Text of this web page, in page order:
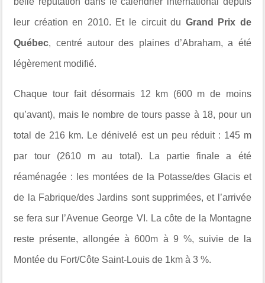
leur création en 2010. Et l e circuit du Grand Prix de
Québec, centré autour des plaines d’Abraham, a été
légèrement modifié.
Chaque tour fait désormais 12 km (600 m de moins
qu’avant), mais le nombre de tours passe à 18, pour un
total de 216 km. Le dénivelé est un peu réduit : 145 m
par tour (2610 m au total). La partie finale a été
réaménagée : les montées de la Potasse/des Glacis et
de la Fabrique/des Jardins sont supprimées, et l’arrivée
se fera sur l’Avenue George VI. La côte de la Montagne
reste présente, allongée à 600m à 9 %, suivie de la
Montée du Fort/Côte Saint-Louis de 1km à 3 %.